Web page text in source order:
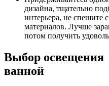
дизайна, тщательно
интерьера, не спешите
материалов. Лучше
потом получить
Выбор освещения
ванной